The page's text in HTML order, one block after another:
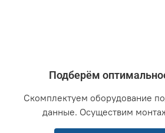
Подберём
Скомплектуем оборудование
данные. Осуществим